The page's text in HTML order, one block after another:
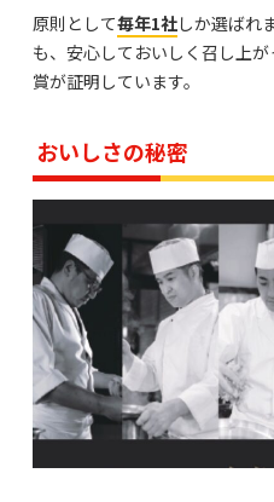
原則として毎年1社しか選ばれ
も、安心しておいしく召し上
賞が証明しています。
おいしさの秘密